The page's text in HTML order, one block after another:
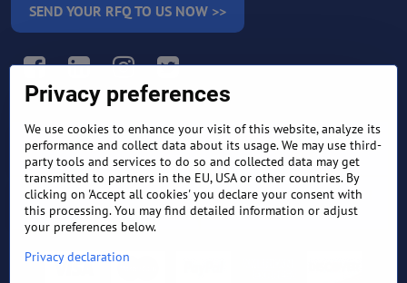
SEND YOUR RFQ TO US NOW >>
TERMS AND CONDITIONS
RETURN AND REFUND
POLICY
FREQUENTLY ASKED
QUESTIONS
EXPORT FINANCE & LETTER
OF CREDIT
Privacy preferences
We use cookies to enhance your visit of this website, analyze its
performance and collect data about its usage. We may use third-
party tools and services to do so and collected data may get
transmitted to partners in the EU, USA or other countries. By
clicking on 'Accept all cookies' you declare your consent with
this processing. You may find detailed information or adjust
your preferences below.
Privacy declaration